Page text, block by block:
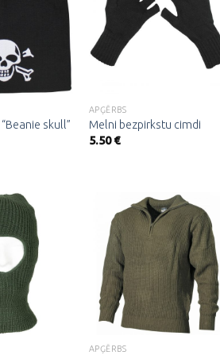
sarakstam
skull”
Pievienot
vēlmju
sarakstam
APĢĒRBS
Melni bezpirkstu cimdi
5.50€
Pievienot
vēlmju
sarakstam
Pievienot
vēlmju
sarakstam
APĢĒRBS